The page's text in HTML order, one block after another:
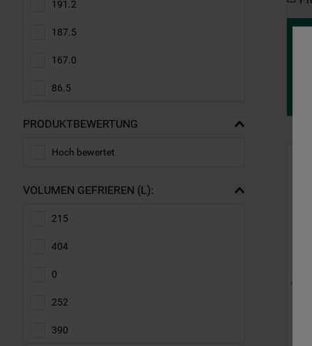
191.2
187.5
167.0
86.5
PRODUKTBEWERTUNG
Hoch bewertet
VOLUMEN GEFRIEREN (L):
215
404
0
252
390